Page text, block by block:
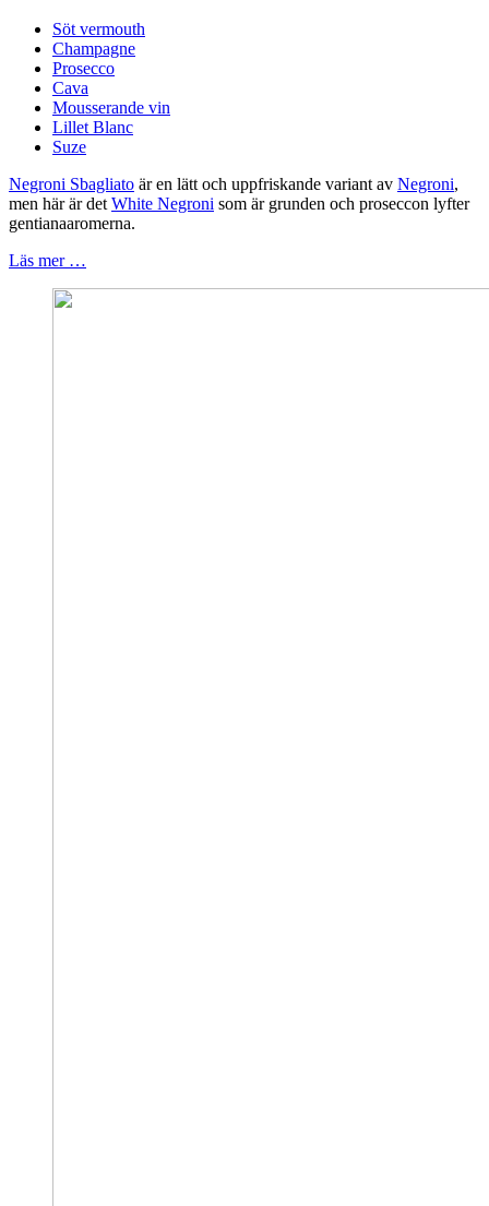
Söt vermouth
Champagne
Prosecco
Cava
Mousserande vin
Lillet Blanc
Suze
Negroni Sbagliato är en lätt och uppfriskande variant av Negroni,
men här är det White Negroni som är grunden och proseccon lyfter
gentianaaromerna.
Läs mer …